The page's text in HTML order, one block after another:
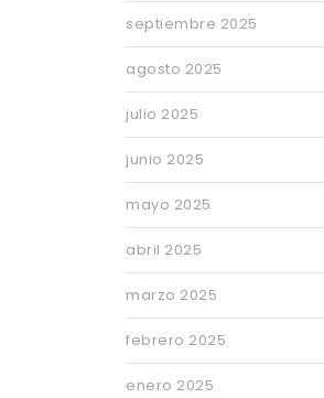
septiembre 2025
agosto 2025
julio 2025
junio 2025
mayo 2025
abril 2025
marzo 2025
febrero 2025
enero 2025